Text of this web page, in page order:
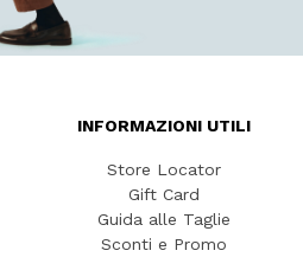
INFORMAZIONI UTILI
Store Locator
Gift Card
Guida alle Taglie
Sconti e Promo